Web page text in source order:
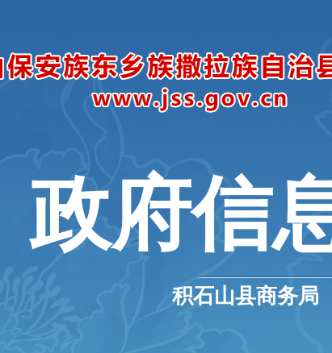
政府信
积石山县商务局